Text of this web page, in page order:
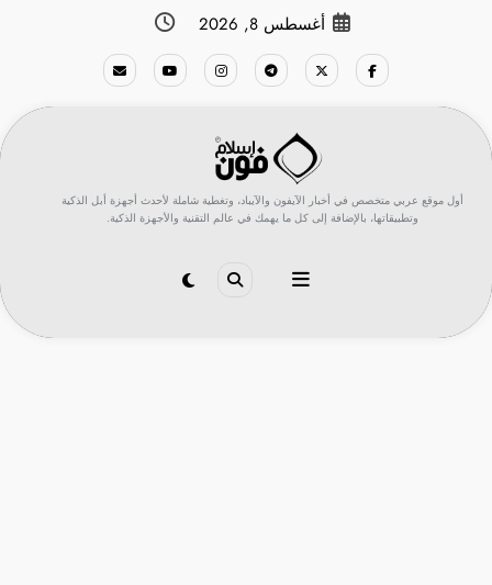
أغسطس 8, 2026
أول موقع عربي متخصص في أخبار الآيفون والآيباد، وتغطية شاملة لأحدث أجهزة أبل الذكية
وتطبيقاتها، بالإضافة إلى كل ما يهمك في عالم التقنية والأجهزة الذكية.